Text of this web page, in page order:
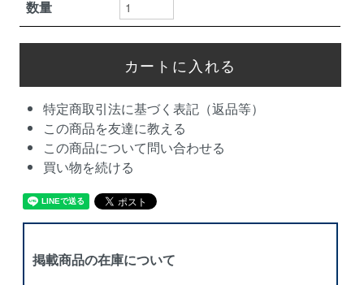
数量
特定商取引法に基づく表記（返品等）
この商品を友達に教える
この商品について問い合わせる
買い物を続ける
掲載商品の在庫について